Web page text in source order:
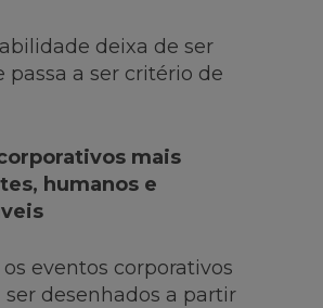
deixa de ser
passa a ser critério de
mais
humanos e
os eventos corporativos
ser desenhados a partir